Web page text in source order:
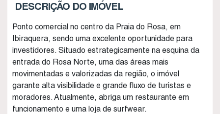
DESCRIÇÃO DO IMÓVEL
Ponto comercial no centro da Praia do Rosa, em
Ibiraquera, sendo uma excelente oportunidade para
investidores. Situado estrategicamente na esquina da
entrada do Rosa Norte, uma das áreas mais
movimentadas e valorizadas da região, o imóvel
garante alta visibilidade e grande fluxo de turistas e
moradores. Atualmente, abriga um restaurante em
funcionamento e uma loja de surfwear.